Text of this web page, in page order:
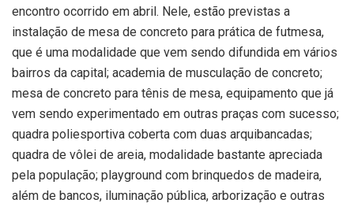
encontro ocorrido em abril. Nele, estão previstas a
instalação de mesa de concreto para prática de futmesa,
que é uma modalidade que vem sendo difundida em vários
bairros da capital; academia de musculação de concreto;
mesa de concreto para tênis de mesa, equipamento que já
vem sendo experimentado em outras praças com sucesso;
quadra poliesportiva coberta com duas arquibancadas;
quadra de vôlei de areia, modalidade bastante apreciada
pela população; playground com brinquedos de madeira,
além de bancos, iluminação pública, arborização e outras